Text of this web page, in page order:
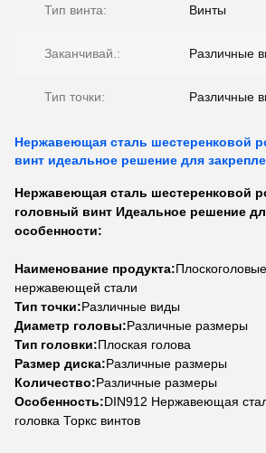
Тип винта: Винты
Заканчивай.: Различные
Тип точки: Различные
Нержавеющая сталь шестеренковой
винт идеальное решение для
Нержавеющая сталь шестеренковой
головный винт Идеальное решение
особенности:
Наименование продукта:
нержавеющей стали
Тип точки:Различные виды
Диаметр головы:Различные размеры
Тип головки:Плоская голова
Размер диска:Различные размеры
Количество:Различные размеры
Особенность:DIN912 Нержавеющая
головка Торкс винтов